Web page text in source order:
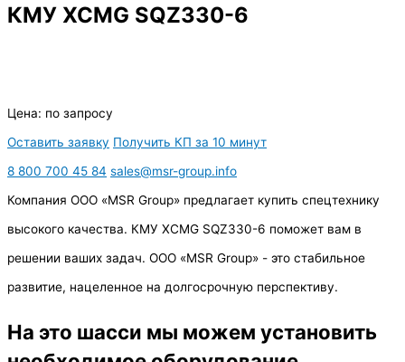
КМУ XCMG SQZ330-6
Цена: по запросу
Оставить заявку Получить КП за 10 минут
8 800 700 45 84 sales@msr-group.info
Компания ООО «MSR Group» предлагает купить спецтехнику
высокого качества. КМУ XCMG SQZ330-6 поможет вам в
решении ваших задач. ООО «MSR Group» - это стабильное
развитие, нацеленное на долгосрочную перспективу.
На это шасси мы можем установить